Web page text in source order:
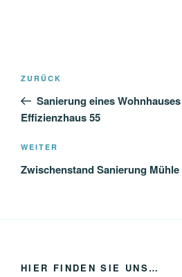
Beitragsnavigation
Vorheriger
Beitrag
ZURÜCK
Sanierung eines
Effizienzhaus 55
Nächster
Beitrag
WEITER
Zwischenstand Sanierung Mühle
HIER FINDEN SIE UNS…